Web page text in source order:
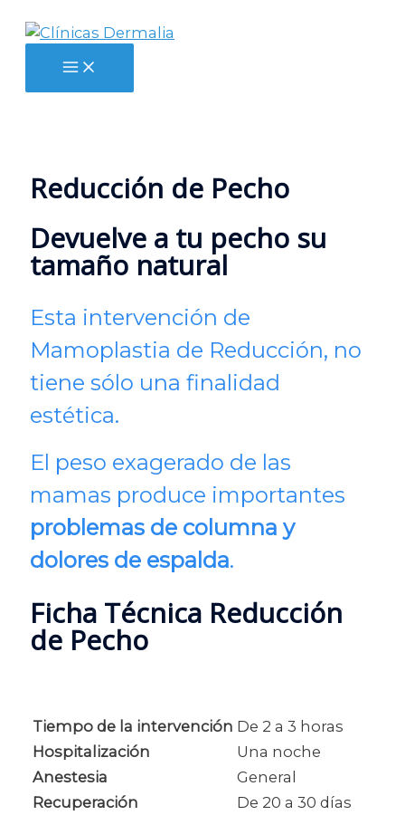
contenido
Main
Menu
Reducción de Pecho
Devuelve a tu pecho su
tamaño natural
Esta intervención de
Mamoplastia de Reducción, no
tiene sólo una finalidad
estética.
El peso exagerado de las
mamas produce importantes
problemas de columna y
dolores de espalda.
Ficha Técnica Reducción
de Pecho
Tiempo de la intervención De 2 a 3 horas
Hospitalización
Una noche
Anestesia
General
Recuperación
De 20 a 30 días